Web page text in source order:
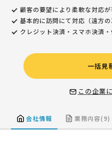
顧客の要望により柔軟な対応が
基本的に訪問にて対応（遠方の
クレジット決済・スマホ決済
一括見
この企業
会社情報 業務内容(9)